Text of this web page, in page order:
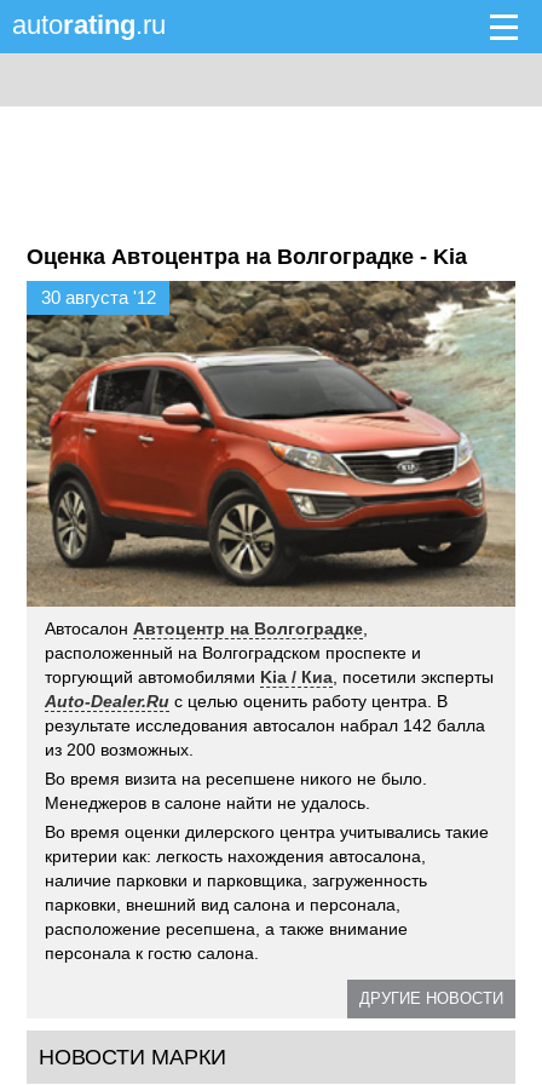
autorating.ru
Оценка Автоцентра на Волгоградке - Kia
30 августа '12
АвтосалонАвтоцентр на Волгоградке
расположенный на Волгоградском проспекте и
торгующий автомобилями Kia / Киа , посетили эксперты
Auto-Dealer.Ru с целью оценить работу центра. В
результате исследования автосалон набрал 142 балла
из 200 возможных.
Во время визита на ресепшене никого не было.
Менеджеров в салоне найти не удалось.
Во время оценки дилерского центра учитывались такие
критерии как: легкость нахождения автосалона,
наличие парковки и парковщика, загруженность
парковки, внешний вид салона и персонала,
расположение ресепшена, а также внимание
персонала к гостю салона.
ДРУГИЕ НОВОСТИ
НОВОСТИ МАРКИ